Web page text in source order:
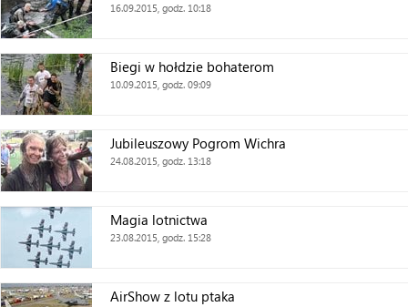
16.09.2015, godz. 10:18
Biegi w hołdzie bohaterom
10.09.2015, godz. 09:09
Jubileuszowy Pogrom Wichra
24.08.2015, godz. 13:18
Magia lotnictwa
23.08.2015, godz. 15:28
AirShow z lotu ptaka